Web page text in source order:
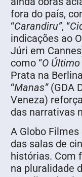
fora do país,
“Carandiru”, “
indicações ao
Júri em
como “O
Prata na
“Manas”(GDA
Veneza)
das narrativas
A Globo
das salas de
histórias. Com
na pluralidade